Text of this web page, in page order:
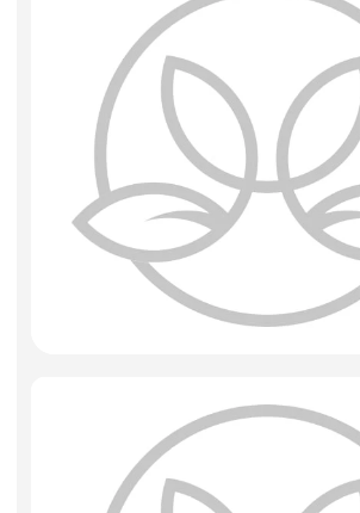
Игрушки мягкие
Изделия из металла